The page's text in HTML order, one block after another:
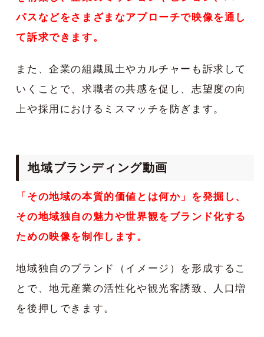
パスなどをさまざまなアプローチで映像を通し
て訴求できます。
また、企業の組織風土やカルチャーも訴求して
いくことで、求職者の共感を促し、志望度の向
上や採用におけるミスマッチを防ぎます。
地域ブランディング動画
「その地域の本質的価値とは何か」を発掘し、
その地域独自の魅力や世界観をブランド化する
ための映像を制作します。
地域独自のブランド（イメージ）を形成するこ
とで、地元産業の活性化や観光客誘致、人口増
を後押しできます。